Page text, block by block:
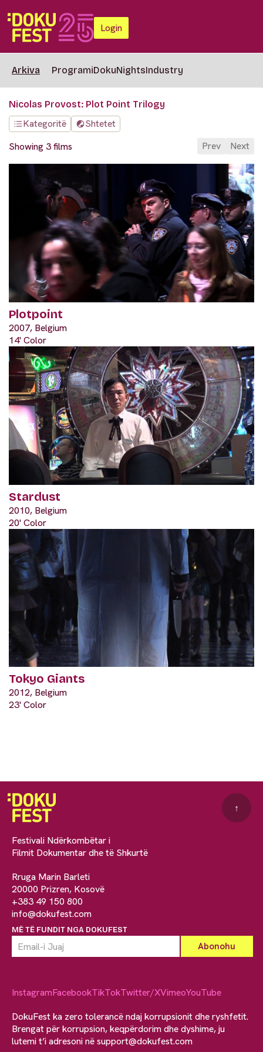
Login
Arkiva ProgramiDokuNightsIndustry
Nicolas Provost: Plot Point Trilogy
Kategoritë
Shtetet
Showing 3 films
Prev Next
Plotpoint
2007, Belgium
14' Color
Stardust
2010, Belgium
20' Color
Tokyo Giants
2012, Belgium
23' Color
Festivali Ndërkombëtar i
Filmit Dokumentar dhe të Shkurtë
Rruga Marin Barleti
20000 Prizren, Kosovë
+383 49 150 800
info@dokufest.com
MË TË FUNDIT NGA DOKUFEST
↑
InstagramFacebookTikTokTwitter/XVimeoYouTube
DokuFest ka zero tolerancë ndaj korrupsionit dhe ryshfetit.
Brengat për korrupsion, keqpërdorim dhe dyshime, ju
lutemi t’i adresoni nësupport@dokufest.com